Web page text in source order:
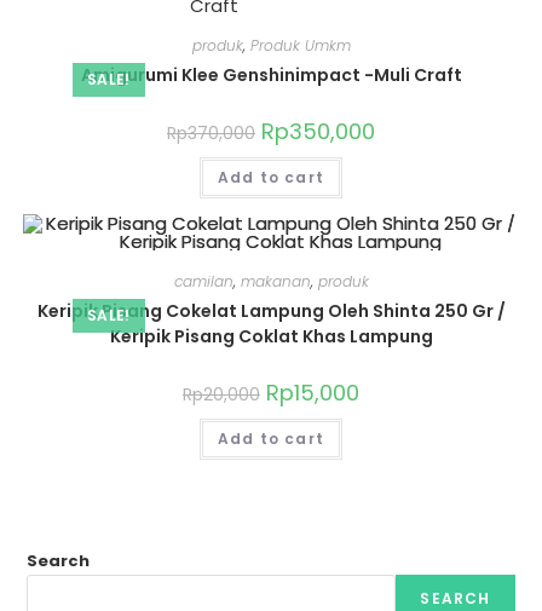
SALE!
produk, Produk Umkm
Amigurumi Klee Genshinimpact -Muli Craft
Rp370,000 Rp350,000
Add to cart
SALE!
camilan, makanan, produk
Keripik Pisang Cokelat Lampung Oleh Shinta 250 Gr /
Keripik Pisang Coklat Khas Lampung
Rp20,000 Rp15,000
Add to cart
Search
SEARCH